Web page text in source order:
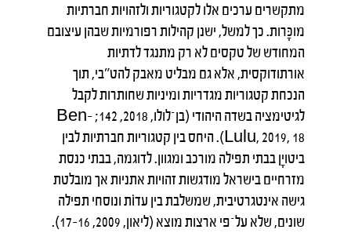
מתקשרים ערכים אלו לקטגוריות ולזהויות חברתיות
מוכָּרות. כך למשל, ישנן קהילות רפורמיות שבהן עיצובם
המחודש של טקסים לא רק מתנגד לדתיות
אורתודוקסית, אלא גם מבליט מאבק להט"בי, תוך
הנכחת קטגוריות מגדריות ומיניות שחותרות לקבל
לגיטימציה בשדה היהודי (בן־לולו, 2018, 142; Ben-
Lulu, 2019, 18). היחס בין קטגוריות חברתיות לבין
ביטויָן בבתי תפילה מורכב ומגוון. לדוגמה, בבתי כנסת
מזרחיים בישראל מודגשות זהויות אתניות אך מובלטת
גישה אינטגרטיבית, שמשלבת בין עדוֹת ונוסחי תפילה
שונים, שלא על־פי ארצות מוצא (ליאון, 2009, 16–17).